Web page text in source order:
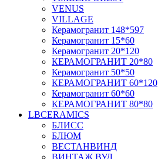
VENUS
VILLAGE
Керамогранит 148*597
Керамогранит 15*60
Керамогранит 20*120
КЕРАМОГРАНИТ 20*80
Керамогранит 50*50
КЕРАМОГРАНИТ 60*120
Керамогранит 60*60
КЕРАМОГРАНИТ 80*80
LBCERAMICS
БЛИСС
БЛЮМ
ВЕСТАНВИНД